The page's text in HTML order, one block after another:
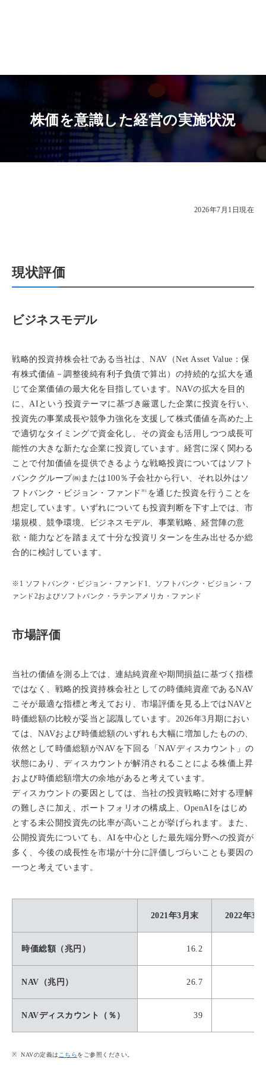
株価を意識した経営の実施状況
2026年7月1日現在
現状評価
ビジネスモデル
戦略的投資持株会社である当社は、NAV（Net Asset Value：保
有株式価値－調整後純有利子負債で算出）の持続的な拡大を通
じて企業価値の最大化を目指しています。NAVの拡大を目的
に、AIという投資テーマに基づき厳選した企業に投資を行い、
投資先の事業成長や競争力強化を支援して株式価値を高めた上
で適切なタイミングで資金化し、その資金も活用しつつ成長可
能性の大きな新たな企業に投資しています。経営に深く関わる
ことで付加価値を提供できるような戦略投資についてはソフト
バンクグループ㈱または100％子会社から行い、それ以外はソ
フトバンク・ビジョン・ファンド ※1 を通じた投資を行うことを
想定しています。いずれについても投資判断を下す上では、市
場規模、競争環境、ビジネスモデル、事業戦略、経営陣の意
欲・能力などを踏まえて十分な投資リターンを生み出せるか総
合的に検討しています。
※1 ソフトバンク・ビジョン・ファンド1、ソフトバンク・ビジョン・フ
ァンド2およびソフトバンク・ラテンアメリカ・ファンド
市場評価
当社の価値を測る上では、連結純資産や期間損益に基づく指標
ではなく、戦略的投資持株会社としての時価純資産であるNAV
こそが最適な指標と考えており、市場評価を見る上ではNAVと
時価総額の比較が妥当と認識しています。2026年3月期におい
ては、NAVおよび時価総額のいずれも大幅に増加したものの、
依然として時価総額がNAVを下回る「NAVディスカウント」の
状態にあり、ディスカウントが解消されることによる株価上昇
および時価総額増大の余地があると考えています。
ディスカウントの要因としては、当社の投資戦略に対する理解
の難しさに加え、ポートフォリオの構成上、OpenAIをはじめ
とする未公開投資先の比率が高いことが挙げられます。また、
公開投資先についても、AIを中心とした最先端分野への投資が
多く、今後の成長性を市場が十分に評価しづらいことも要因の
一つと考えています。
2021年3月末 2022年3月
時価総額（兆円） 16.2
NAV（兆円） 26.7
NAVディスカウント（％） 39
NAVの定義は こちらをご参照ください。